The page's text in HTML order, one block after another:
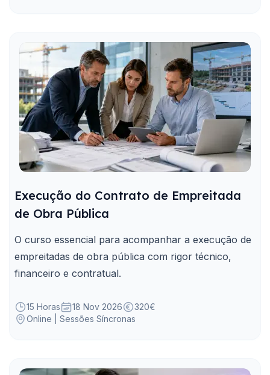
Execução do Contrato de Empreitada
de Obra Pública
O curso essencial para acompanhar a execução de
empreitadas de obra pública com rigor técnico,
financeiro e contratual.
15 Horas 18 Nov 2026
320€
Online | Sessões Síncronas